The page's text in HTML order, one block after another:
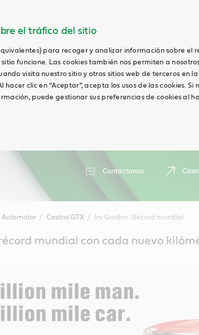
el tráfico del sitio
para recoger y analizar información sobre el
funcione. Las cookies también nos permiten a
visita nuestro sitio y otros sitios web de terceros en
hacer clic en “Aceptar”, acepta los usos de las cookies. Si
puede gestionar sus preferencias de cookies al
Contactanos
Automotor Castrol GTX Irv Gordon: Récord mundial
mundial con cada nuevo